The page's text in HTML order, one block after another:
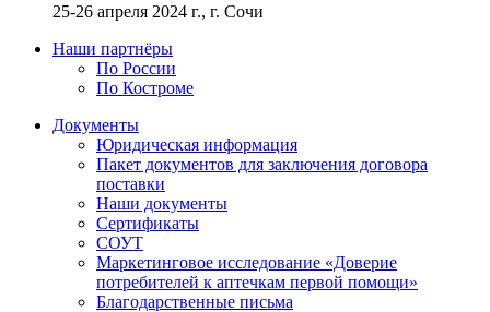
25-26 апреля 2024 г., г. Сочи
Наши партнёры
По России
По Костроме
Документы
Юридическая информация
Пакет документов для заключения договора
поставки
Наши документы
Сертификаты
СОУТ
Маркетинговое исследование «Доверие
потребителей к аптечкам первой помощи»
Благодарственные письма